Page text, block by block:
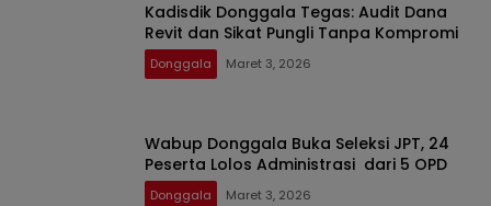
Kadisdik Donggala Tegas: Audit Dana
Revit dan Sikat Pungli Tanpa Kompromi
Donggala Maret 3, 2026
Wabup Donggala Buka Seleksi JPT, 24
Peserta Lolos Administrasi dari 5 OPD
Donggala Maret 3, 2026